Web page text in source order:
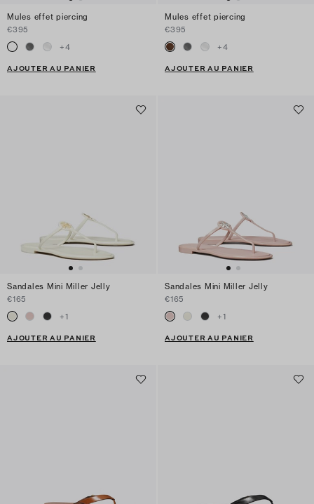
Mules effet piercing
€395
+4
AJOUTER AU PANIER
Mules effet piercing
€395
+4
AJOUTER AU PANIER
Sandales Mini Miller Jelly
€165
+1
AJOUTER AU PANIER
Sandales Mini Miller Jelly
€165
+1
AJOUTER AU PANIER